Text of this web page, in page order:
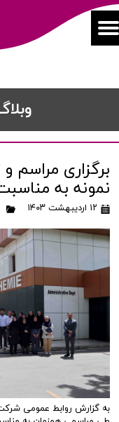
برگزاری مراسم
نمونه به
۱۲ اردیبهشت ۱۴۰۳
به گزارش روابط عمومی